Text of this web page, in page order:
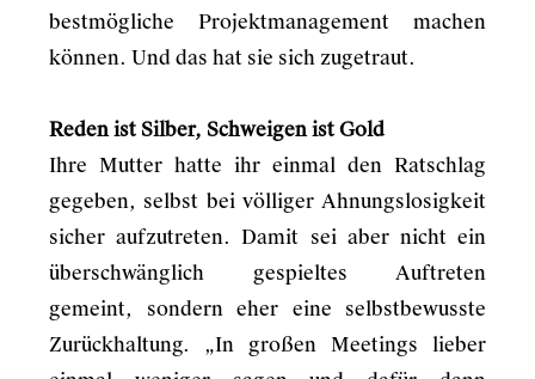
bestmögliche Projektmanagement machen
können. Und das hat sie sich zugetraut.
Reden ist Silber, Schweigen ist Gold
Ihre Mutter hatte ihr einmal den Ratschlag
gegeben, selbst bei völliger Ahnungslosigkeit
sicher aufzutreten. Damit sei aber nicht ein
überschwänglich gespieltes Auftreten
gemeint, sondern eher eine selbstbewusste
Zurückhaltung. „In großen Meetings lieber